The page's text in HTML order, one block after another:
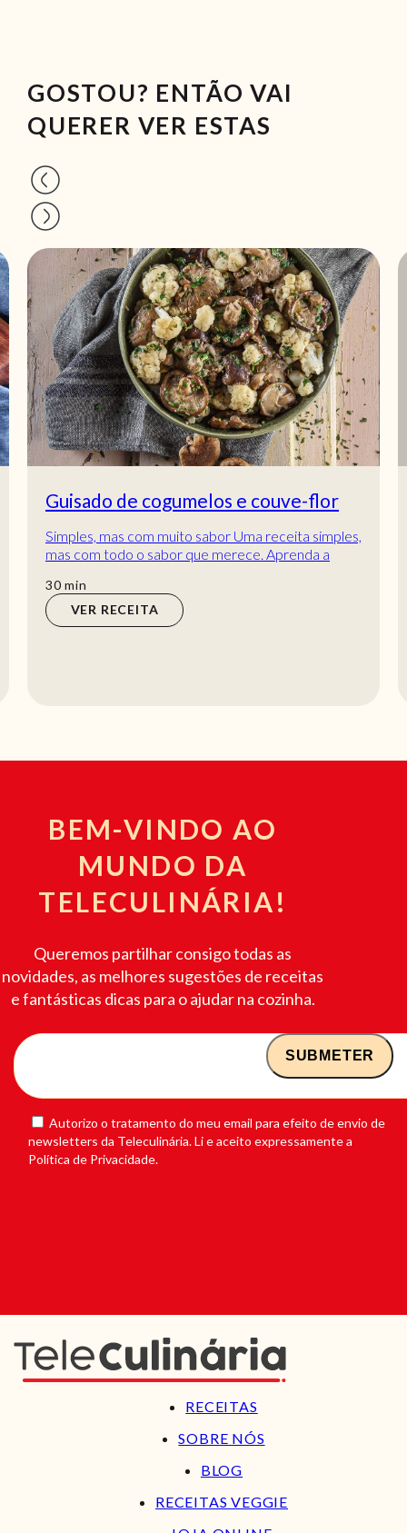
GOSTOU? ENTÃO VAI
QUERER VER ESTAS
Guisado de cogumelos e couve-flor
Simples, mas com muito sabor Uma receita simples,
mas com todo o sabor que merece. Aprenda a
30min
min
VER RECEITA
BEM-VINDO AO
MUNDO DA
TELECULINÁRIA!
Queremos partilhar consigo todas as
novidades, as melhores sugestões de receitas
e fantásticas dicas para o ajudar na cozinha.
Autorizo o tratamento do meu email para efeito de envio de
newsletters da Teleculinária. Li e aceito expressamente a
Política de Privacidade.
RECEITAS
SOBRE NÓS
BLOG
RECEITAS VEGGIE